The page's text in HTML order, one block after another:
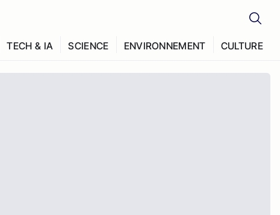
TECH & IA SCIENCE ENVIRONNEMENT CULTURE